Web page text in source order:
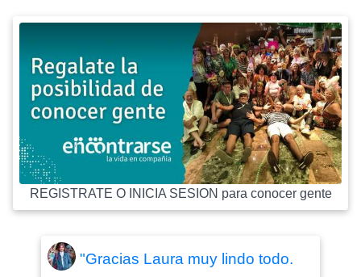
REGISTRATE O INICIA SESION para conocer gente
"Gracias Laura muy lindo todo.